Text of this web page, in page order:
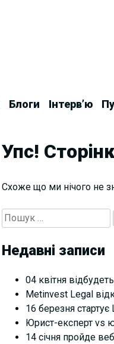
Блоги Інтерв’ю
Упс!
Схоже що ми нічого не
Пошук:
Недавні записи
04 квітня
Metinvest Legal
16 березня стартує
Юрист-експерт vs
14 січня пройде